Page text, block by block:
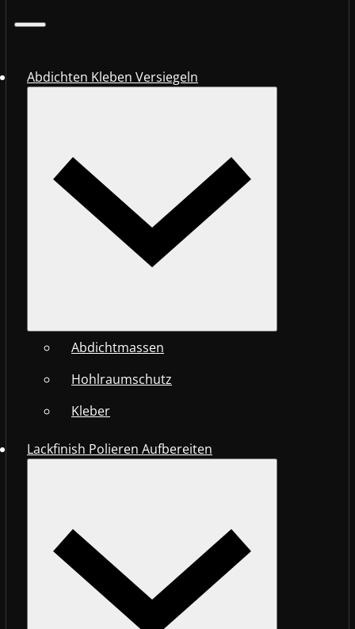
Abdichten Kleben Versiegeln
Abdichtmassen
Hohlraumschutz
Kleber
Lackfinish Polieren Aufbereiten